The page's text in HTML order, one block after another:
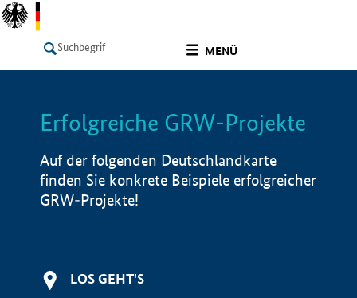
MENÜ
LISTE Info
Erfolgreiche GRW-Projekte
Auf der folgenden Deutschlandkarte
finden Sie konkrete Beispiele erfolgreicher
GRW-Projekte!
LOS GEHT'S